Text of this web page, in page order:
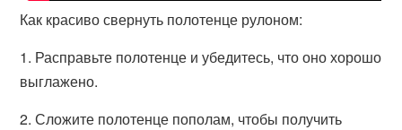
Как красиво свернуть полотенце рулоном:
1. Расправьте полотенце и убедитесь, что оно хорошо
выглажено.
2. Сложите полотенце пополам, чтобы получить